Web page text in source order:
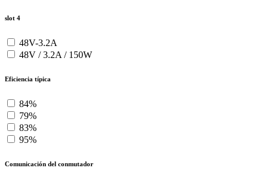
slot 4
48V-3.2A
48V / 3.2A / 150W
Eficiencia típica
84%
79%
83%
95%
Comunicación del conmutador